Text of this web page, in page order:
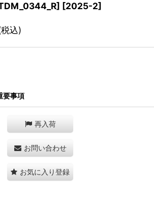
[2025-2]
込)
要事項
再入荷
お問い合わせ
お気に入り登録